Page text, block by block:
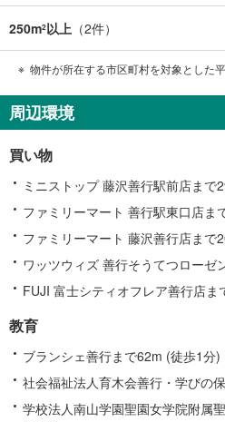
250m2以上 （2件）
物件が所在する市区町村を対象とした
周辺環境
買い物
ミニストップ 藤沢善行駅前店まで
ファミリーマート 善行駅東口店ま
ファミリーマート 藤沢善行店まで
ワッツウィズ 善行そうてつローゼ
FUJI 富士シティオフレア善行店ま
教育
ブランシェ善行まで62m (徒歩1分)
社会福祉法人育木会善行・学びの
学校法人南山学園聖園女学院附属